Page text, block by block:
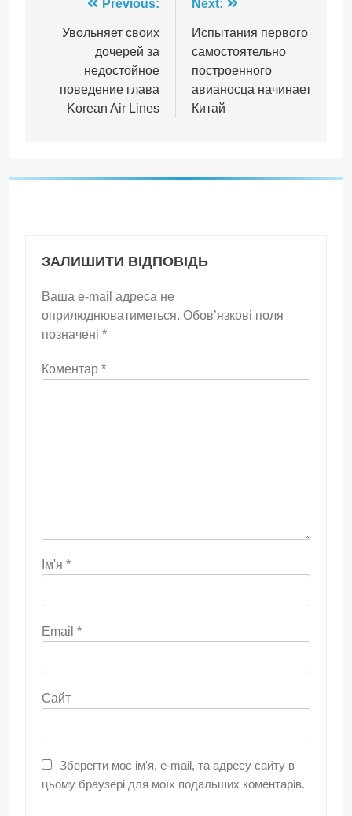
Навігація
записів
Previous:
Увольняет своих
дочерей за
недостойное
поведение глава
Korean Air Lines
Next:
Испытания первого
самостоятельно
построенного
авианосца начинает
Китай
ЗАЛИШИТИ ВІДПОВІДЬ
Ваша e-mail адреса не
оприлюднюватиметься. Обов’язкові поля
позначені *
Коментар *
Ім'я *
Email *
Сайт
Зберегти моє ім'я, e-mail, та адресу сайту в
цьому браузері для моїх подальших коментарів.